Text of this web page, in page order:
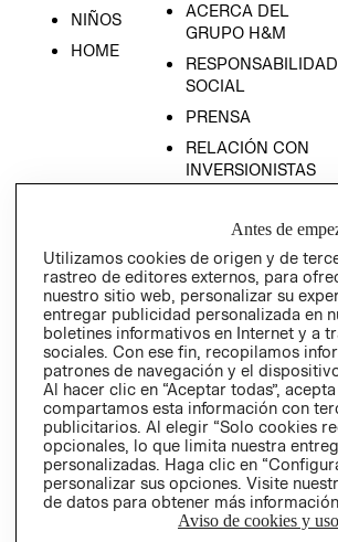
NIÑOS
HOME
ACERCA DEL
GRUPO H&M
RESPONSABILIDAD
SOCIAL
PRENSA
RELACIÓN CON
INVERSIONISTAS
EMPRESARIAL
Chile ($)
Antes de
Utilizamos cookies de origen y de
rastreo de editores externos, para
nuestro sitio web, personalizar su
entregar publicidad personalizada en
boletines informativos en Internet y a
sociales. Con ese fin, recopilamos
patrones de navegación y el
Al hacer clic en “Aceptar todas”,
compartamos esta información con
publicitarios. Al elegir “Solo cookies
opcionales, lo que limita nuestra
personalizadas. Haga clic en
personalizar sus opciones. Visite
de datos para obtener más
Aviso de cookies y